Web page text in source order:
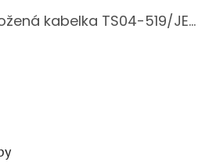
Dámska kožená kabelka TS04-519/JEANS BLUE
je 5 z 5 hviezdičiek.